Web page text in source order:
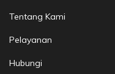
Tentang Kami
Pelayanan
Hubungi